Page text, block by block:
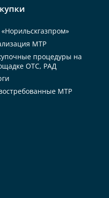
МТР
процедуры на
ОТС, РАД
МТР